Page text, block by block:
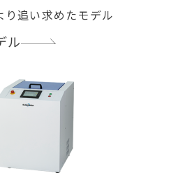
り追い求めたモデル
ル